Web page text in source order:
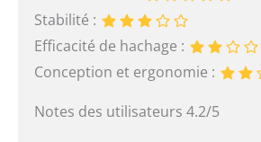
Stabilité :
Efficacité de hachage :
Conception et ergonomie :
Notes des utilisateurs 4.2/5